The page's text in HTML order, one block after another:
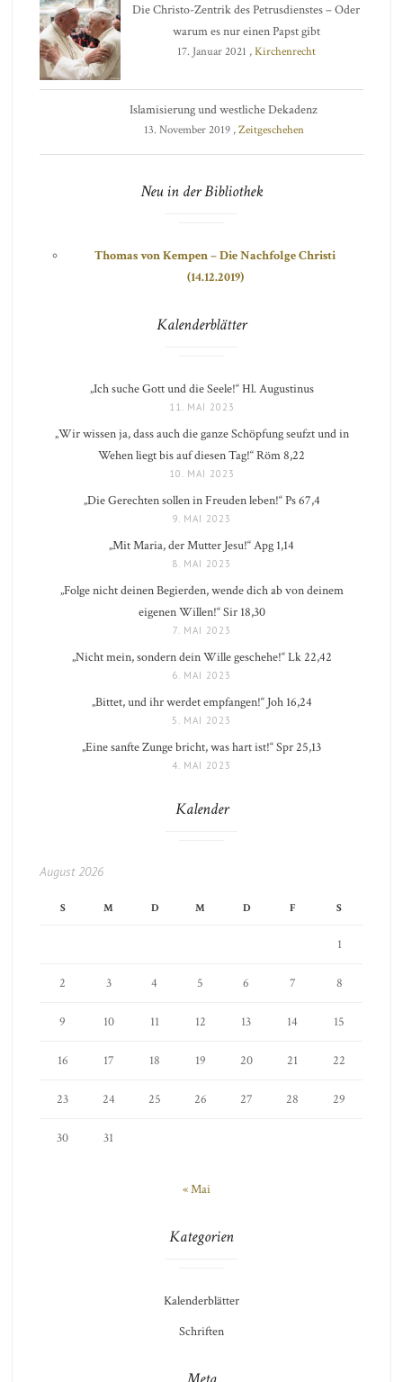
Die Christo-Zentrik des Petrusdienstes – Oder
warum es nur einen Papst gibt
17. Januar 2021 ,Kirchenrecht
Islamisierung und westliche Dekadenz
13. November 2019 ,Zeitgeschehen
Neu in der Bibliothek
Thomas von Kempen – Die Nachfolge Christi
(14.12.2019)
Kalenderblätter
„Ich suche Gott und die Seele!“ Hl. Augustinus
11. MAI 2023
„Wir wissen ja, dass auch die ganze Schöpfung seufzt und in
Wehen liegt bis auf diesen Tag!“ Röm 8,22
10. MAI 2023
„Die Gerechten sollen in Freuden leben!“ Ps 67,4
9. MAI 2023
„Mit Maria, der Mutter Jesu!“ Apg 1,14
8. MAI 2023
„Folge nicht deinen Begierden, wende dich ab von deinem
eigenen Willen!“ Sir 18,30
7. MAI 2023
„Nicht mein, sondern dein Wille geschehe!“ Lk 22,42
6. MAI 2023
„Bittet, und ihr werdet empfangen!“ Joh 16,24
5. MAI 2023
„Eine sanfte Zunge bricht, was hart ist!“ Spr 25,13
4. MAI 2023
Kalender
August 2026
S M D M D F S
1
2 3 4 5 6 7 8
9 10 11 12 13 14 15
16 17 18 19 20 21 22
23 24 25 26 27 28 29
30 31
« Mai
Kategorien
Kalenderblätter
Schriften